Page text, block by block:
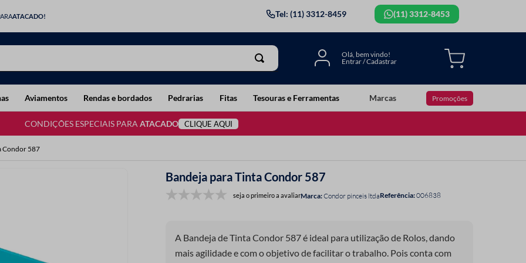
ATACADO! Tel: (11) 3312-8459 (11) 3312-8453
Aviamentos Rendas e bordados Pedrarias Fitas Tesouras e Ferramentas Marcas Promoções
CONDIÇÕES ESPECIAIS PARA ATACADO CLIQUE AQUI
Condor 587
Bandeja para Tinta Condor 587
seja o primeiro a avaliar Condor pinceis ltdaReferência:006838
A Bandeja de Tinta Condor 587 é ideal para utilização de Rolos, dando
mais agilidade e com o objetivo de facilitar o trabalho. Pois conta com